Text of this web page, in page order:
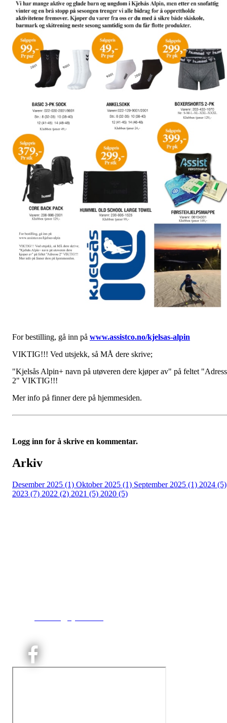
For bestilling, gå inn på www.assistco.no/kjelsas-alpin
VIKTIG!!! Ved utsjekk, så MÅ dere skrive;
"Kjelsås Alpin+ navn på utøveren dere kjøper av" på feltet
2" VIKTIG!!!
Mer info på finner dere på hjemmesiden.
Logg inn for å skrive en kommentar.
Arkiv
Desember 2025 (1) Oktober 2025 (1) September 2025 (1) 2024 (5)
2023 (7) 2022 (2) 2021 (5) 2020 (5)